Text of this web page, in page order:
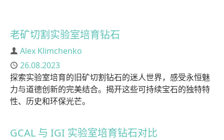
老矿切割实验室培育钻石
作者
Alex Klimchenko
已发布
26.08.2023
探索实验室培育的旧矿切割钻石的迷人世界，感受永恒魅
力与道德创新的完美结合。揭开这些可持续宝石的独特特
性、历史和环保光芒。
GCAL 与 IGI 实验室培育钻石对比